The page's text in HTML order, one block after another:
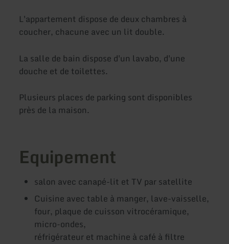
L'appartement dispose de deux chambres à
coucher, chacune avec un lit double.
La salle de bain dispose d'un lavabo, d'une
douche et de toilettes.
Plusieurs places de parking sont disponibles
près de la maison.
Equipement
salon avec canapé-lit et TV par satellite
Cuisine avec table à manger, lave-vaisselle,
four, plaque de cuisson vitrocéramique,
micro-ondes,
réfrigérateur et machine à café à filtre